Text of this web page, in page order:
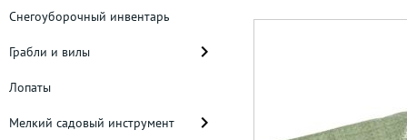
Снегоуборочный инвентарь
Грабли и вилы
Лопаты
Мелкий садовый инструмент